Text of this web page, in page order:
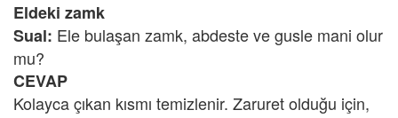
Eldeki zamk
Sual: Ele bulaşan zamk, abdeste ve gusle mani olur
mu?
CEVAP
Kolayca çıkan kısmı temizlenir. Zaruret olduğu için,